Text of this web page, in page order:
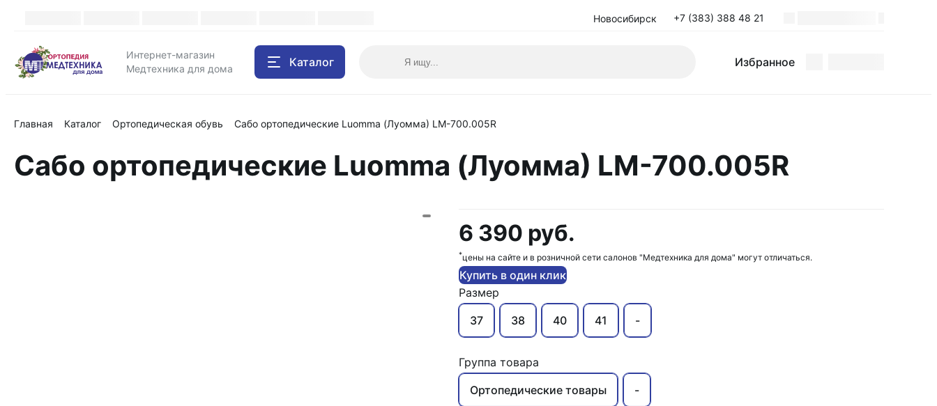
Новосибирск +7 (383) 388 48 21
Интернет-магазин
Медтехника для дома
Каталог Избранное
Главная Каталог Ортопедическая обувь Сабо ортопедические Luomma (Луомма) LM-700.005R
Сабо ортопедические Luomma (Луомма) LM-700.005R
6 390 руб.
*цены на сайте и в розничной сети салонов "Медтехника для дома" могут отличаться.
Купить в один клик
Размер
37
38 40 41 -
Группа товара
Ортопедические товары
-